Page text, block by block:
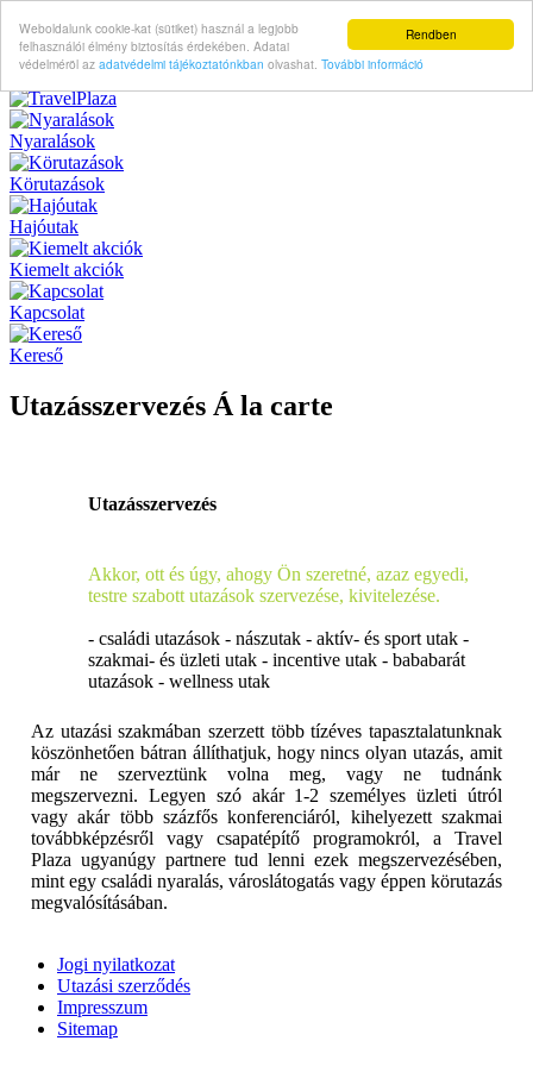
Rendben
Weboldalunk cookie-kat (sütiket) használ a legjobb
felhasználói élmény biztosítás érdekében. Adatai
védelméröl az adatvédelmi tájékoztatónkban olvashat. További információ
Nyaralások
Körutazások
Hajóutak
Kiemelt akciók
Kapcsolat
Kereső
Utazásszervezés Á la carte
Utazásszervezés
Akkor, ott és úgy, ahogy Ön szeretné, azaz egyedi,
testre szabott utazások szervezése, kivitelezése.
- családi utazások - nászutak - aktív- és sport utak -
szakmai- és üzleti utak - incentive utak - bababarát
utazások - wellness utak
Az utazási szakmában szerzett több tízéves tapasztalatunknak
köszönhetően bátran állíthatjuk, hogy nincs olyan utazás, amit
már ne szerveztünk volna meg, vagy ne tudnánk
megszervezni. Legyen szó akár 1-2 személyes üzleti útról
vagy akár több százfős konferenciáról, kihelyezett szakmai
továbbképzésről vagy csapatépítő programokról, a Travel
Plaza ugyanúgy partnere tud lenni ezek megszervezésében,
mint egy családi nyaralás, városlátogatás vagy éppen körutazás
megvalósításában.
Jogi nyilatkozat
Utazási szerződés
Impresszum
Sitemap